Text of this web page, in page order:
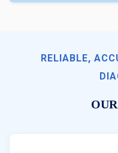
RELIABLE,